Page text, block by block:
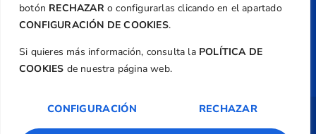
botón RECHAZARo configurarlas clicando en el apartado
CONFIGURACIÓN DE COOKIES.
Si quieres más información, consulta la POLÍTICA DE
COOKIES de nuestra página web.
CONFIGURACIÓN RECHAZAR
Federación